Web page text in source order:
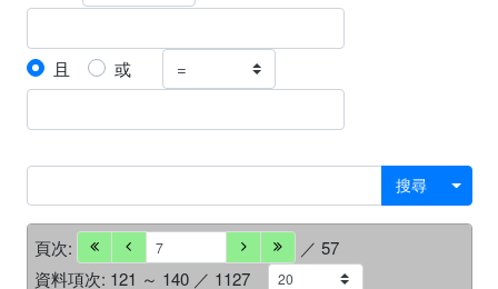
且 或
搜尋
頁次:
／ 57
資料項次: 121 ～ 140 ／ 1127